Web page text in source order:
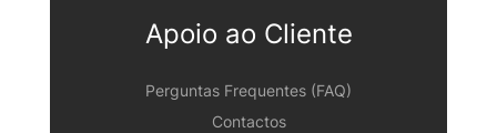
Apoio ao Cliente
Perguntas Frequentes (FAQ)
Contactos